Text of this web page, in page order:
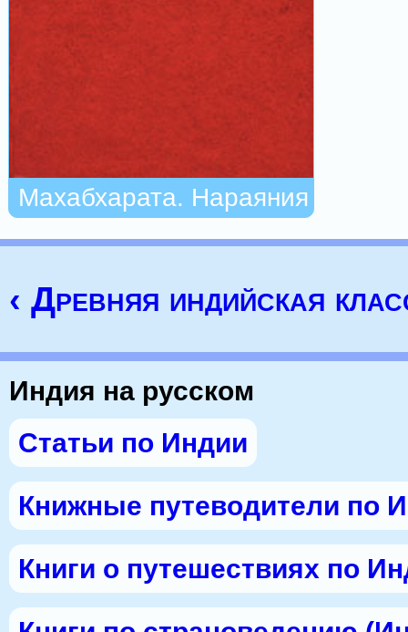
Махабхарата. Нараяния
‹ Древняя индийская
Индия на русском
Статьи по Индии
Книжные путеводители по
Книги о путешествиях по